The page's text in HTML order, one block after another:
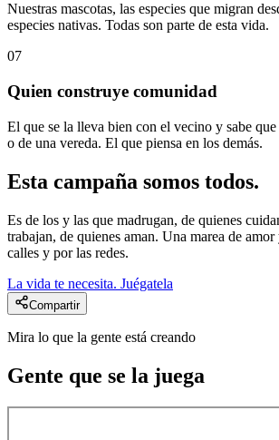
Nuestras mascotas, las especies que migran
especies nativas. Todas son parte de esta vida.
07
Quien construye comunidad
El que se la lleva bien con el vecino y sabe
o de una vereda. El que piensa en los demás.
Esta campaña somos todos.
Es de los y las que madrugan, de quienes
trabajan, de quienes aman. Una marea de
calles y por las redes.
La vida te necesita. Juégatela
Compartir
Mira lo que la gente está creando
Gente que se la juega